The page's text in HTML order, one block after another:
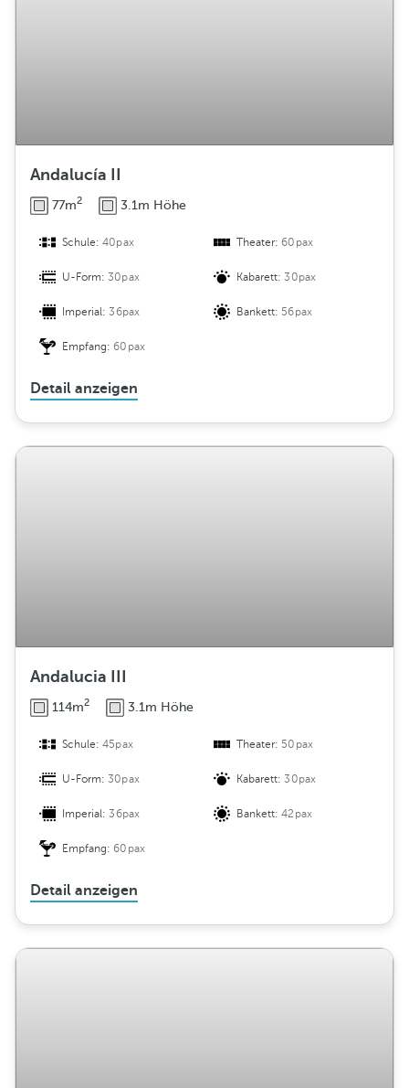
Andalucía II
77m2 3.1m Höhe
Schule:40pax Theater:60pax
U-Form:30pax Kabarett:30pax
Imperial:36pax Bankett: 56pax
Empfang:60pax
Detail anzeigen
Andalucia III
114m2 3.1m Höhe
Schule:45pax Theater: 50pax
U-Form:30pax Kabarett:30pax
Imperial:36pax Bankett:42pax
Empfang:60pax
Detail anzeigen